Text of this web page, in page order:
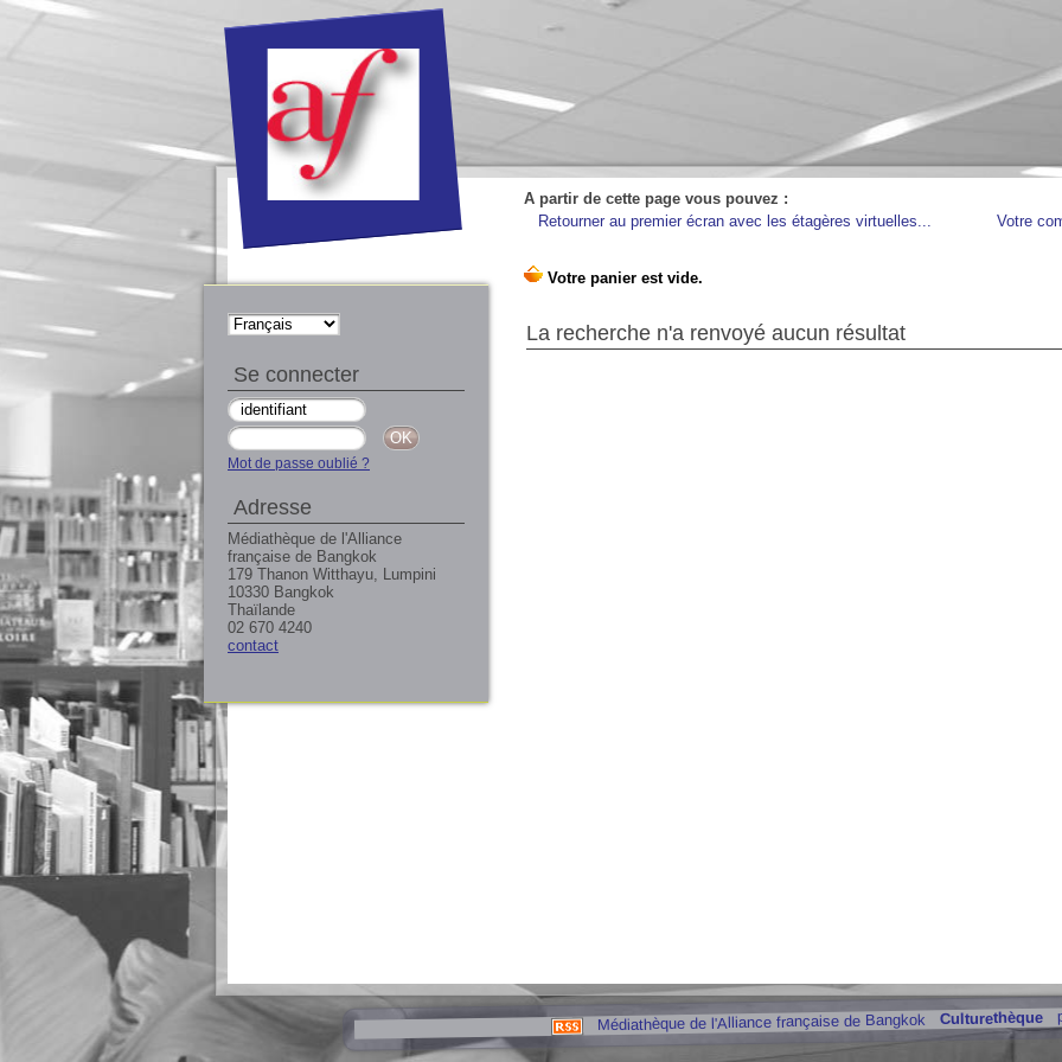
A partir de cette page vous pouvez :
Retourner au premier écran avec les étagères virtuelles...
Votre
La recherche n'a renvoyé aucun résultat
Médiathèque de l'Alliance française de Bangkok Culturethèque
Se connecter
Mot de passe oublié ?
Adresse
Médiathèque de l'Alliance
française de Bangkok
179 Thanon Witthayu, Lumpini
10330 Bangkok
Thaïlande
02 670 4240
contact